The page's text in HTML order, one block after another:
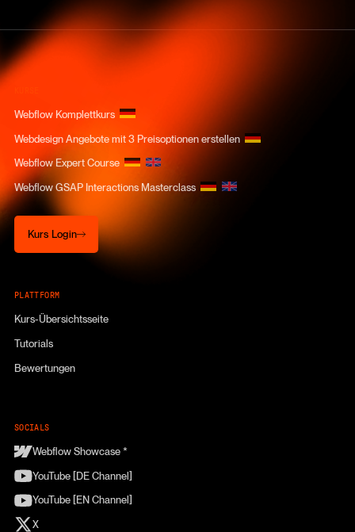
Webflow Komplettkurs
Webdesign Angebote mit 3 Preisoptionen erstellen
Webflow Expert Course
Webflow GSAP Interactions Masterclass
Kurs Login
Kurs Login
PLATTFORM
Kurs-Übersichtsseite
Tutorials
Bewertungen
SOCIALS
Webflow Showcase *
YouTube [DE Channel]
YouTube [EN Channel]
X